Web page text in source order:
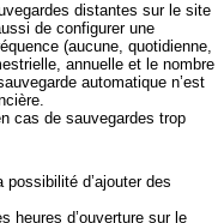
distantes sur le site
de configurer une
(aucune, quotidienne,
annuelle et le nombre
automatique n’est
cas de sauvegardes trop
possibilité d’ajouter des
heures d’ouverture sur le